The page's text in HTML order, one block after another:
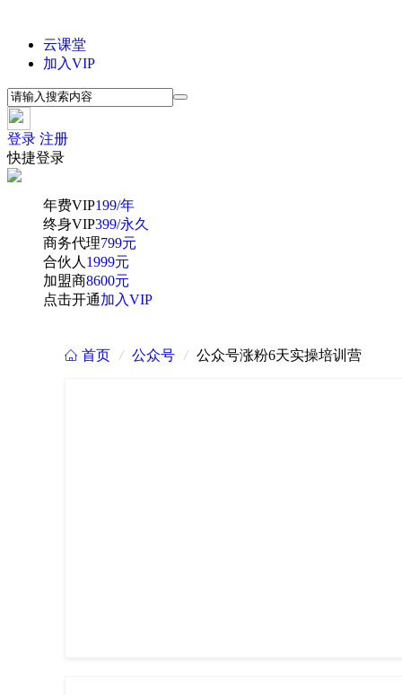
云课堂
加入VIP
登录 注册
快捷登录
年费VIP199/年
终身VIP399/永久
商务代理799元
合伙人 1999元
加盟商8600元
点击开通加入VIP
 首页 / 公众号 / 公众号涨粉6天实操培训营